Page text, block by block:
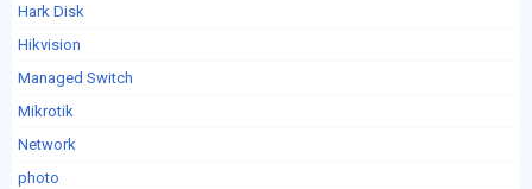
Hark Disk
Hikvision
Managed Switch
Mikrotik
Network
photo